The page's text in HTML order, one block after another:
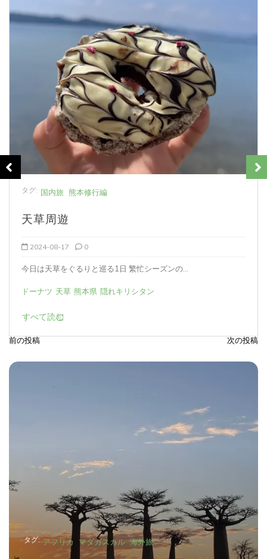
タグ: 国内旅 熊本修行編
天草周遊
2024-08-17 0
今日は天草をぐるりと巡る1日 繁忙シーズンの...
ドーナツ 天草 熊本県 隠れキリシタン
すべて読む
投
稿
ン
前の投稿 次の投稿